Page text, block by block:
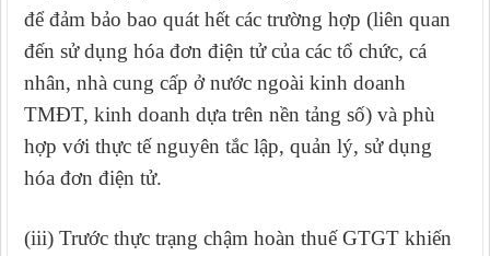
để đảm bảo bao quát hết các trường hợp (liên quan
đến sử dụng hóa đơn điện tử của các tổ chức, cá
nhân, nhà cung cấp ở nước ngoài kinh doanh
TMĐT, kinh doanh dựa trên nền tảng số) và phù
hợp với thực tế nguyên tắc lập, quản lý, sử dụng
hóa đơn điện tử.
(iii) Trước thực trạng chậm hoàn thuế GTGT khiến